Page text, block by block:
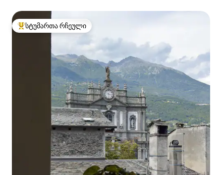
სტუმართა რჩეული მოწინავე ვარიანტი
სტუმართა რჩეული